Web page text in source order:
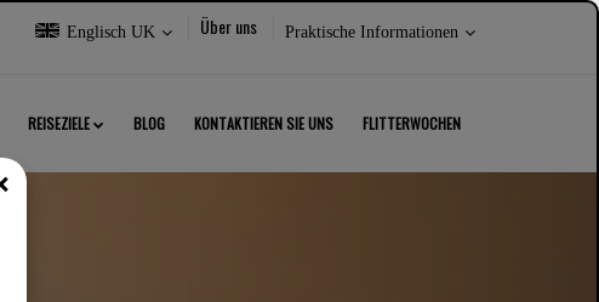
SpracheEnglisch UK Über uns
Wählen
Praktische Informationen
REISEZIELE BLOG KONTAKTIEREN SIE UNS FLITTERWOCHEN
SCHLIESSEN